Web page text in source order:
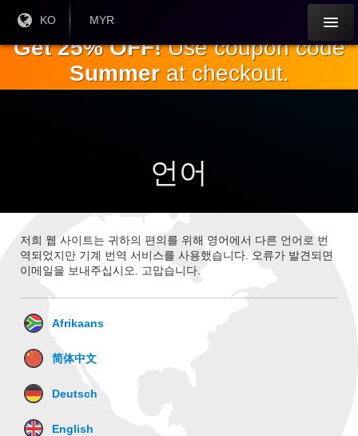
내
용
으
현재
KO
현재 통
MYR
Get 25% OFF!Use coupon code
Summerat checkout.
언어
저희 웹 사이트는 귀하의 편의를 위해 영어에서 다른 언어로 번
역되었지만 기계 번역 서비스를 사용했습니다. 오류가 발견되면
이메일을 보내주십시오. 고맙습니다.
Afrikaans
简体中文
Deutsch
English